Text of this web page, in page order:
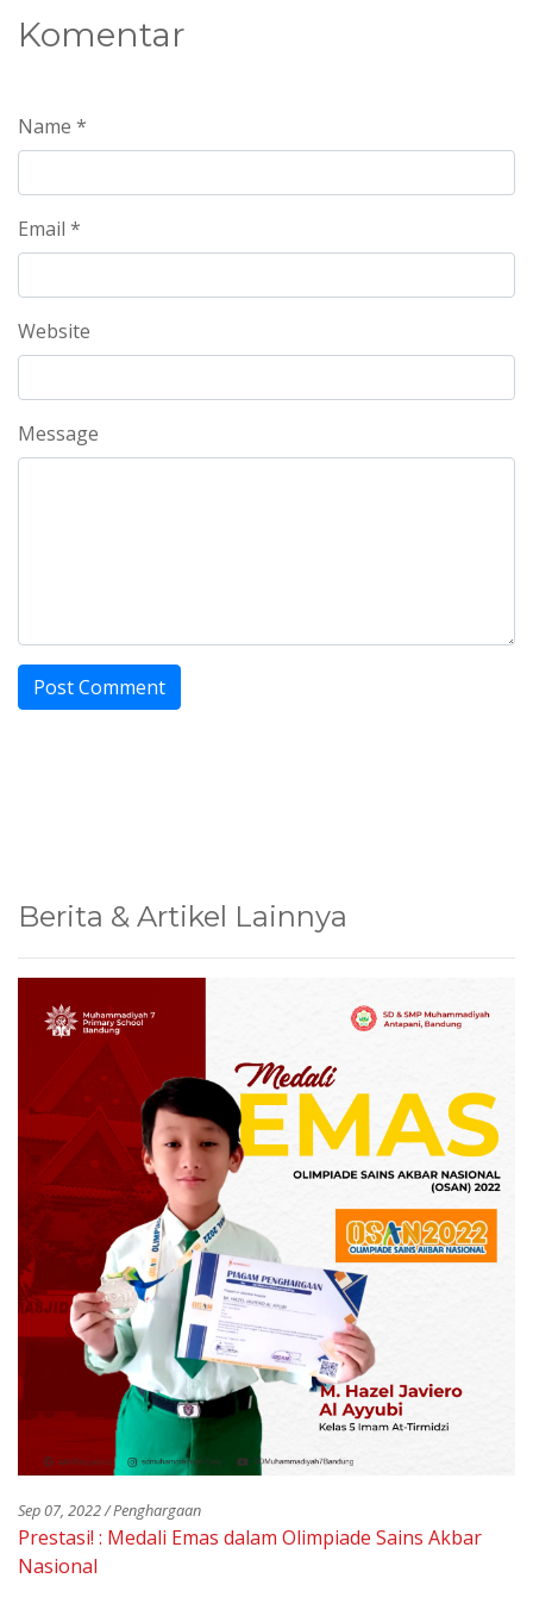
Komentar
Name *
Email *
Website
Message
Berita & Artikel Lainnya
Sep 07, 2022 / Penghargaan
Prestasi! : Medali Emas dalam Olimpiade Sains Akbar
Nasional